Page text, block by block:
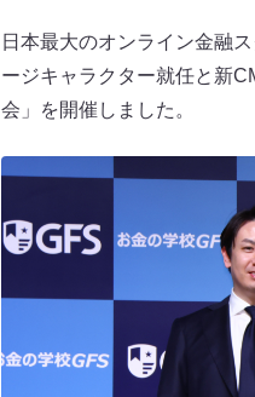
日本最大のオンライン金融
ージキャラクター就任と新
会」を開催しました。